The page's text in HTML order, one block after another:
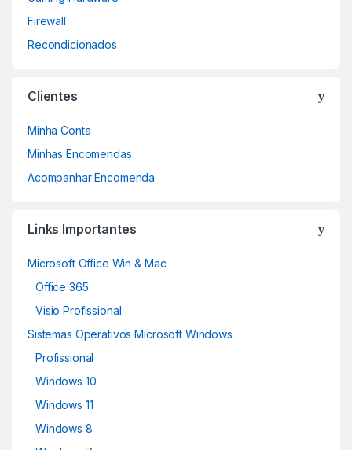
Firewall
Recondicionados
Clientes
Minha Conta
Minhas Encomendas
Acompanhar Encomenda
Links Importantes
Microsoft Office Win & Mac
Office 365
Visio Profissional
Sistemas Operativos Microsoft Windows
Profissional
Windows 10
Windows 11
Windows 8